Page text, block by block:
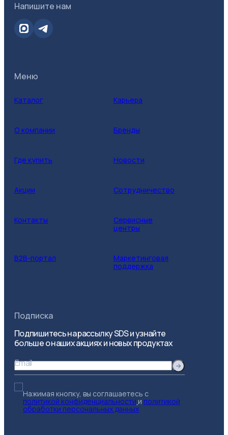
Напишите нам
Меню
Каталог Карьера
О компании Бренды
Где купить Новости
Акции Сотрудничество
Контакты
Сервисные
центры
B2B-портал
Маркетинговая
поддержка
Подписка
Подпишитесь на рассылку SDS и узнайте
больше о наших акциях и новых продуктах
Email
Нажимая кнопку, вы соглашаетесь с
политикой конфиденциальности и политикой
обработки персональных данных